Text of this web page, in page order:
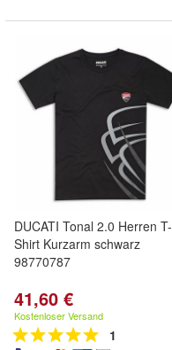
DUCATI Tonal 2.0 Herren T-
Shirt Kurzarm schwarz
98770787
41,60 €
Kostenloser Versand
1